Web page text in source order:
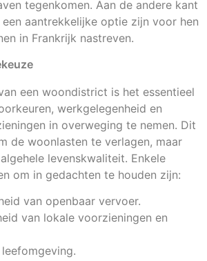
tegenkomen. Aan de andere kant
aantrekkelijke optie zijn voor hen
in Frankrijk nastreven.
een woondistrict is het essentieel
werkgelegenheid en
in overweging te nemen. Dit
de woonlasten te verlagen, maar
levenskwaliteit. Enkele
om in gedachten te houden zijn:
van openbaar vervoer.
van lokale voorzieningen en